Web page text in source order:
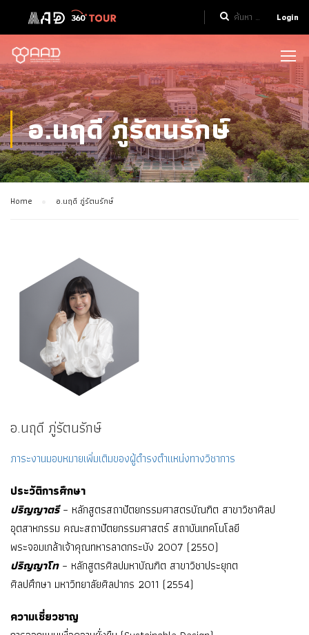
Login
อ.นฤดี ภู่รัตนรักษ์
Home อ.นฤดี ภู่รัตนรักษ์
อ.นฤดี ภู่รัตนรักษ์
ภาระงานมอบหมายเพิ่มเติมของผู้ดำรงตำแหน่งทางวิชาการ
ประวัติการศึกษา
ปริญญาตรี– หลักสูตรสถาปัตยกรรมศาสตรบัณฑิต สาขาวิชาศิลป
อุตสาหกรรม คณะสถาปัตยกรรมศาสตร์ สถาบันเทคโนโลยี
พระจอมเกล้าเจ้าคุณทหารลาดกระบัง 2007 (2550)
ปริญญาโท– หลักสูตรศิลปมหาบัณฑิต สาขาวิชาประยุกต
ศิลปศึกษา มหาวิทยาลัยศิลปากร 2011 (2554)
ความเชี่ยวชาญ